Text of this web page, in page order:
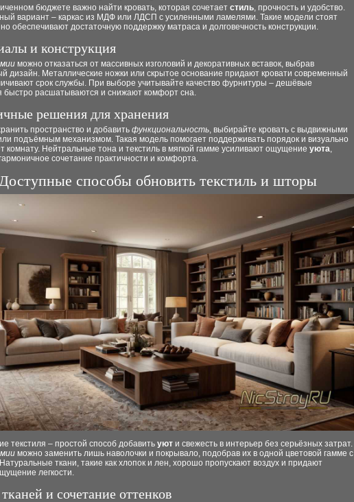
бюджете важно найти кровать, которая сочетает стиль, прочность и удобство.
вариант – каркас из МДФ или ЛДСП с усиленными ламелями. Такие модели стоят
обеспечивают достаточную поддержку матраса и долговечность конструкции.
и конструкция
можно отказаться от массивных изголовий и декоративных вставок, выбрав
дизайн. Металлические ножки или скрытое основание придают кровати современный
срок службы. При выборе учитывайте качество фурнитуры – дешёвые
быстро расшатываются и снижают комфорт сна.
решения для хранения
пространство и добавить функциональность, выбирайте кровать с выдвижными
подъёмным механизмом. Такая модель помогает поддерживать порядок и визуально
комнату. Нейтральные тона и текстиль в мягкой гамме усиливают ощущение уюта,
сочетание практичности и комфорта.
способы обновить текстиль и шторы
текстиля – простой способ добавить уют и свежесть в интерьер без серьёзных затрат.
можно заменить лишь наволочки и покрывало, подобрав их в одной цветовой гамме с
ткани, такие как хлопок и лен, хорошо пропускают воздух и придают
легкости.
и сочетание оттенков